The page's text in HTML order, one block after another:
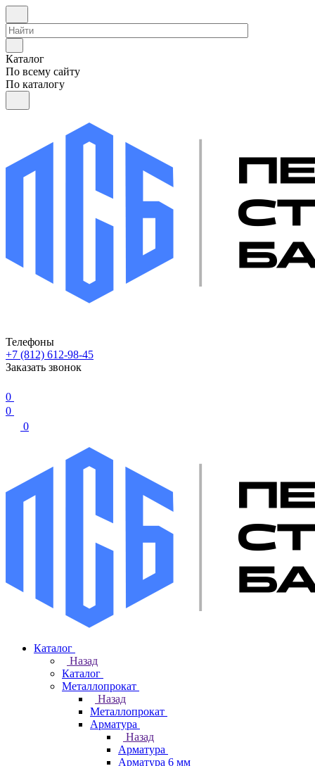
Каталог
По всему сайту
По каталогу
Телефоны
+7 (812) 612-98-45
Заказать звонок
0
0
0
Каталог
Назад
Каталог
Металлопрокат
Назад
Металлопрокат
Арматура
Назад
Арматура
Арматура 6 мм